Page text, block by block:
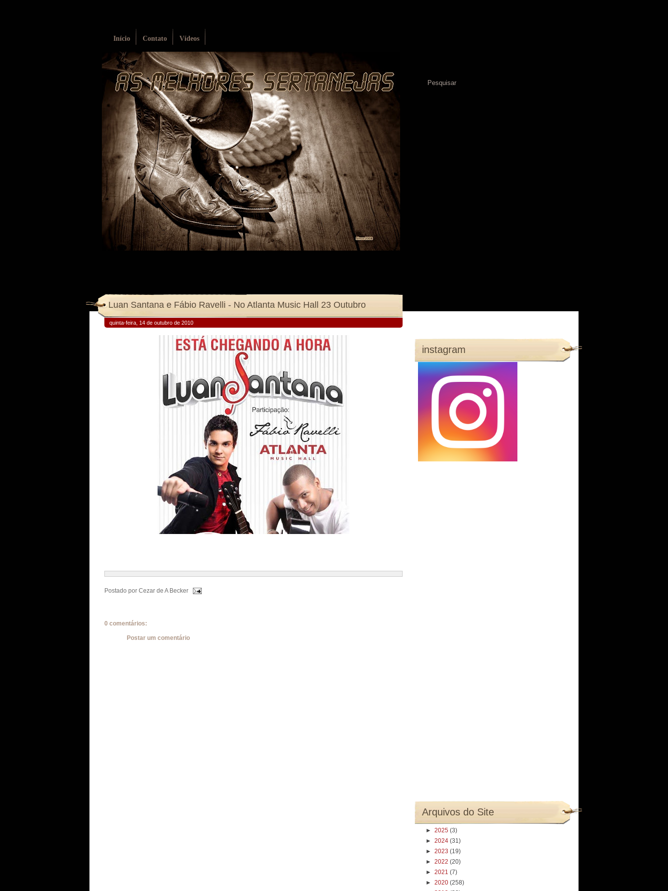
Início Contato Vídeos
Luan Santana e Fábio Ravelli - No Atlanta Music Hall 23 Outubro
quinta-feira, 14 de outubro de 2010
Postado por Cezar de A Becker
0 comentários:
Postar um comentário
instagram
Arquivos do Site
► 2025 (3)
► 2024 (31)
► 2023 (19)
► 2022 (20)
► 2021 (7)
► 2020 (258)